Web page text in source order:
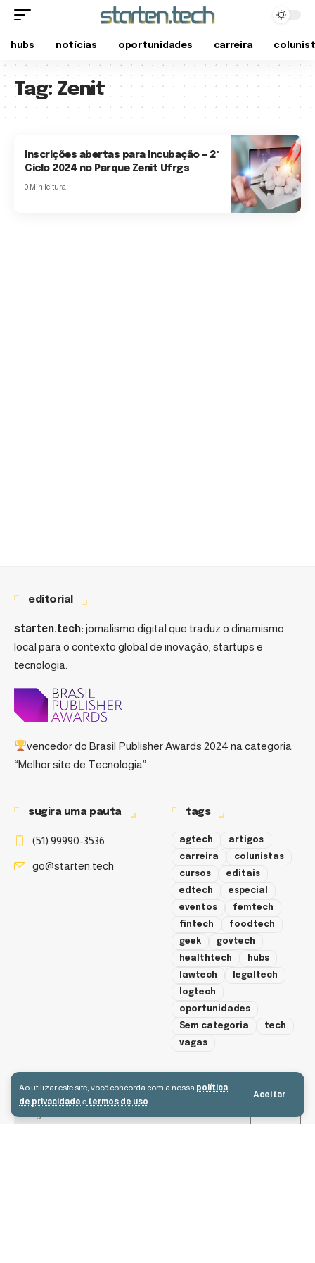
Ao utilizar este site, você concorda com a nossa política
de privacidade e termos de uso.
Aceitar
hubs notícias oportunidades carreira
Tag: Zenit
Inscrições abertas para Incubação – 2º
Ciclo 2024 no Parque Zenit Ufrgs
0 Min leitura
editorial
starten.tech: jornalismo digital que traduz o dinamismo
local para o contexto global de inovação, startups e
tecnologia.
vencedor do Brasil Publisher Awards 2024 na categoria
“Melhor site de Tecnologia”.
sugira uma pauta
(51) 99990-3536
go@starten.tech
tags
agtech
artigos
carreira
colunistas
cursos
editais
edtech
especial
eventos
femtech
fintech
foodtech
geek
govtech
healthtech
hubs
lawtech
legaltech
logtech
oportunidades
Sem categoria
tech
vagas